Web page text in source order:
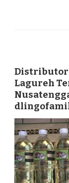
Distributor
Lagureh